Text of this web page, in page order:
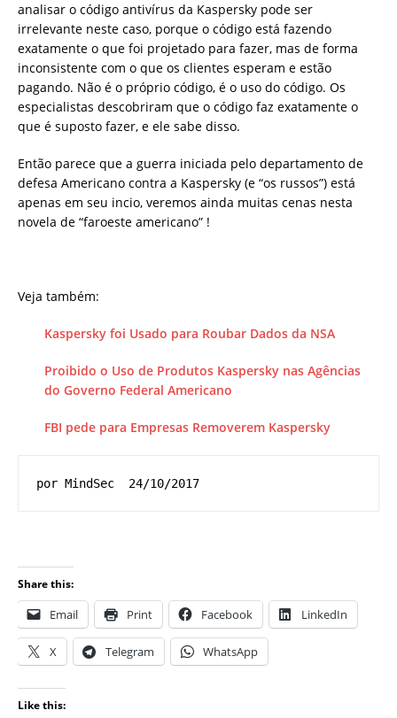
analisar o código antivírus da Kaspersky pode ser
irrelevante neste caso, porque o código está fazendo
exatamente o que foi projetado para fazer, mas de forma
inconsistente com o que os clientes esperam e estão
pagando. Não é o próprio código, é o uso do código. Os
especialistas descobriram que o código faz exatamente o
que é suposto fazer, e ele sabe disso.
Então parece que a guerra iniciada pelo departamento de
defesa Americano contra a Kaspersky (e “os russos”) está
apenas em seu incio, veremos ainda muitas cenas nesta
novela de “faroeste americano” !
Veja também:
Kaspersky foi Usado para Roubar Dados da NSA
Proibido o Uso de Produtos Kaspersky nas Agências
do Governo Federal Americano
FBI pede para Empresas Removerem Kaspersky
por MindSec  24/10/2017
Share this:
Email Print Facebook LinkedIn
X Telegram WhatsApp
Like this: